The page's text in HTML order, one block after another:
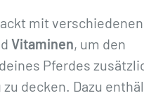
mit verschiedenen
Vitaminen, um den
Pferdes
decken. Dazu